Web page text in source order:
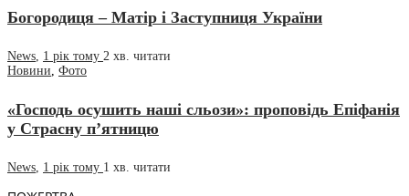
Богородиця – Матір і Заступниця України
News 1 рік тому 2 хв. читати
Новини Фото
«Господь осушить наші сльози»: проповідь Епіфанія
у Страсну п’ятницю
News 1 рік тому 1 хв. читати